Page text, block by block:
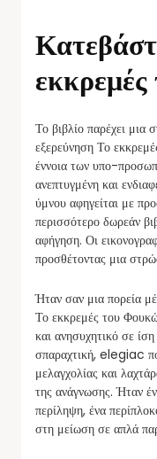
Το βιβλίο παρέχει μια
εξερεύνηση Το
έννοια των υπο-
ανεπτυγμένη και
ύμνου αφηγείται με
περισσότερο δωρεάν
αφήγηση. Οι
προσθέτοντας μια
Ήταν σαν μια πορεία
Το εκκρεμές του
και ανησυχητικό σε
σπαραχτική, elegiac
μελαγχολίας και
της ανάγνωσης. Ήταν
περίληψη, ένα
στη μείωση σε απλά